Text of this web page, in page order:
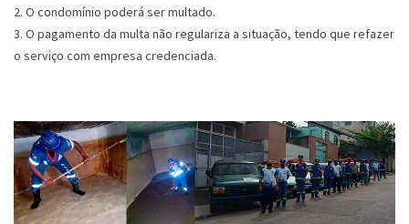
2. O condomínio poderá ser multado.
3. O pagamento da multa não regulariza a situação, tendo que refazer
o serviço com empresa credenciada.